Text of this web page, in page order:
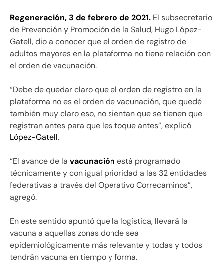
Regeneración, 3 de febrero de 2021. El subsecretario
de Prevención y Promoción de la Salud, Hugo López-
Gatell, dio a conocer que el orden de registro de
adultos mayores en la plataforma no tiene relación con
el orden de vacunación.
“Debe de quedar claro que el orden de registro en la
plataforma no es el orden de vacunación, que quedé
también muy claro eso, no sientan que se tienen que
registran antes para que les toque antes”, explicó
López-Gatell.
“El avance de la vacunación está programado
técnicamente y con igual prioridad a las 32 entidades
federativas a través del Operativo Correcaminos”,
agregó.
En este sentido apuntó que la logística, llevará la
vacuna a aquellas zonas donde sea
epidemiológicamente más relevante y todas y todos
tendrán vacuna en tiempo y forma.